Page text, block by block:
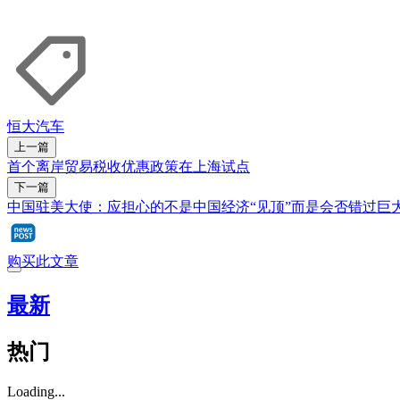
恒大汽车
上一篇
首个离岸贸易税收优惠政策在上海试点
下一篇
中国驻美大使：应担心的不是中国经济“见顶”而是会否错过巨
购买此文章
最新
热门
Loading...